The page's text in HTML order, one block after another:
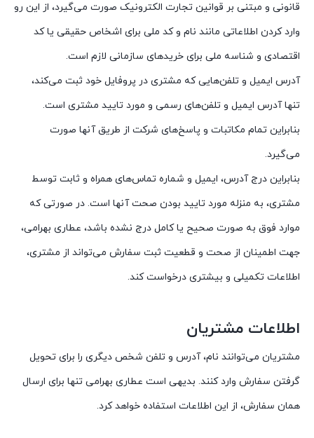
قانونی و مبتنی بر قوانین تجارت الکترونیک صورت می‌گیرد، از این رو
وارد کردن اطلاعاتی مانند نام و کد ملی برای اشخاص حقیقی یا کد
اقتصادی و شناسه ملی برای خریدهای سازمانی لازم است.
آدرس ایمیل و تلفن‌هایی که مشتری در پروفایل خود ثبت می‌کند،
تنها آدرس ایمیل و تلفن‌های رسمی و مورد تایید مشتری است.
بنابراین تمام مکاتبات و پاسخ‌های شرکت از طریق آنها صورت
می‌گیرد.
بنابراین درج آدرس، ایمیل و شماره تماس‌های همراه و ثابت توسط
مشتری، به منزله مورد تایید بودن صحت آنها است. در صورتی که
موارد فوق به صورت صحیح یا کامل درج نشده باشد، عطاری بهرامی،
جهت اطمینان از صحت و قطعیت ثبت سفارش می‌تواند از مشتری،
اطلاعات تکمیلی و بیشتری درخواست کند.
اطلاعات مشتریان
مشتریان می‌توانند نام، آدرس و تلفن شخص دیگری را برای تحویل
گرفتن سفارش وارد کنند. بدیهی است عطاری بهرامی تنها برای ارسال
همان سفارش، از این اطلاعات استفاده خواهد کرد.